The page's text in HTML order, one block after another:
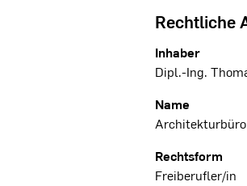
Rechtliche
Inhaber
Dipl.-Ing.
Name
Rechtsform
Freiberufler/in